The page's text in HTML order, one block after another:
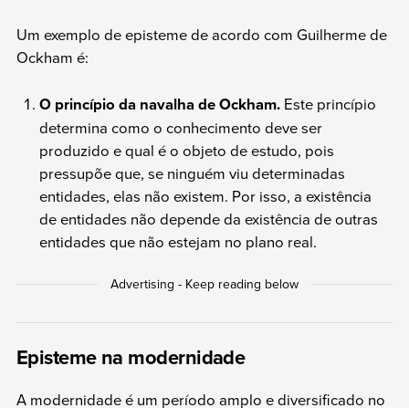
Um exemplo de episteme de acordo com Guilherme de
Ockham é:
O princípio da navalha de Ockham. Este princípio
determina como o conhecimento deve ser
produzido e qual é o objeto de estudo, pois
pressupõe que, se ninguém viu determinadas
entidades, elas não existem. Por isso, a existência
de entidades não depende da existência de outras
entidades que não estejam no plano real.
Episteme na modernidade
A modernidade é um período amplo e diversificado no